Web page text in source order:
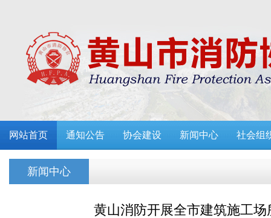
网站首页 通知公告 协会建设 新闻中心 社会组
新闻中心
黄山消防开展全市建筑施工